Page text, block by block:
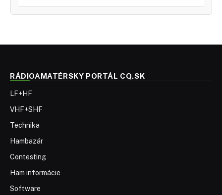
RÁDIOAMATÉRSKY PORTÁL CQ.SK
LF+HF
VHF+SHF
Technika
Hambazár
Contesting
Ham informácie
Software